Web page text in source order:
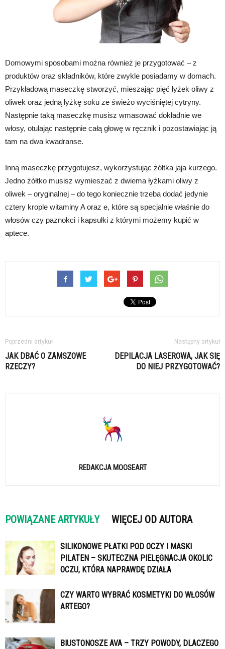
Domowymi sposobami można również je przygotować – z
produktów oraz składników, które zwykle posiadamy w domach.
Przykładową maseczkę stworzyć, mieszając pięć łyżek oliwy z
oliwek oraz jedną łyżkę soku ze świeżo wyciśniętej cytryny.
Następnie taką maseczkę musisz wmasować dokładnie we
włosy, otulając następnie całą głowę w ręcznik i pozostawiając ją
tam na dwa kwadranse.
Inną maseczkę przygotujesz, wykorzystując żółtka jaja kurzego.
Jedno żółtko musisz wymieszać z dwiema łyżkami oliwy z
oliwek – oryginalnej – do tego koniecznie trzeba dodać jedynie
cztery krople witaminy A oraz e, które są specjalnie właśnie do
włosów czy paznokci i kapsułki z którymi możemy kupić w
aptece.
Poprzedni artykuł
JAK DBAĆ O ZAMSZOWE
RZECZY?
Następny artykuł
DEPILACJA LASEROWA, JAK SIĘ
DO NIEJ PRZYGOTOWAĆ?
REDAKCJA MOOSEART
POWIĄZANE ARTYKUŁY WIĘCEJ OD AUTORA
SILIKONOWE PŁATKI POD OCZY I MASKI
PILATEN – SKUTECZNA PIELĘGNACJA OKOLIC
OCZU, KTÓRA NAPRAWDĘ DZIAŁA
CZY WARTO WYBRAĆ KOSMETYKI DO WŁOSÓW
ARTEGO?
BIUSTONOSZE AVA – TRZY POWODY, DLACZEGO